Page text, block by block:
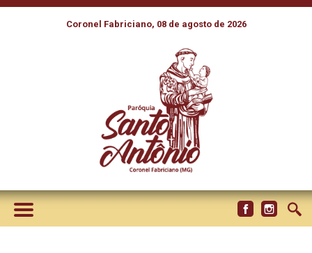
Coronel Fabriciano, 08 de agosto de 2026